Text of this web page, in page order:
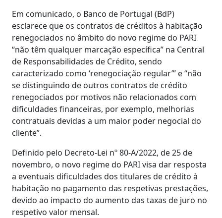
Em comunicado, o Banco de Portugal (BdP)
esclarece que os contratos de créditos à habitação
renegociados no âmbito do novo regime do PARI
“não têm qualquer marcação específica” na Central
de Responsabilidades de Crédito, sendo
caracterizado como ‘renegociação regular’” e “não
se distinguindo de outros contratos de crédito
renegociados por motivos não relacionados com
dificuldades financeiras, por exemplo, melhorias
contratuais devidas a um maior poder negocial do
cliente”.
Definido pelo Decreto-Lei nº 80-A/2022, de 25 de
novembro, o novo regime do PARI visa dar resposta
a eventuais dificuldades dos titulares de crédito à
habitação no pagamento das respetivas prestações,
devido ao impacto do aumento das taxas de juro no
respetivo valor mensal.